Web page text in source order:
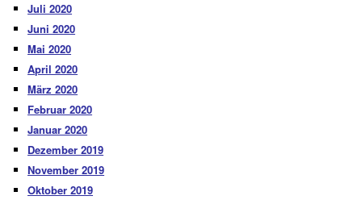
Juli 2020
Juni 2020
Mai 2020
April 2020
März 2020
Februar 2020
Januar 2020
Dezember 2019
November 2019
Oktober 2019